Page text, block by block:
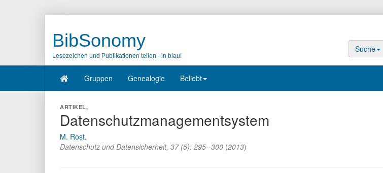
BibSonomy
Lesezeichen und Publikationen teilen - in blau!
Suche
Gruppen Genealogie Beliebt
ARTIKEL,
Datenschutzmanagementsystem
M. Rost.
Datenschutz und Datensicherheit, 37 (5): 295--300 (2013)